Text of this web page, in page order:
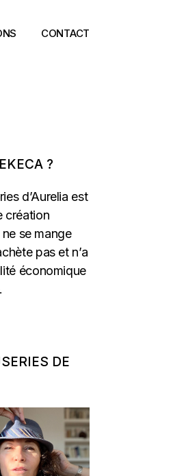
CONTACT
?
d’Aurelia est
création
se mange
pas et n’a
économique
DE